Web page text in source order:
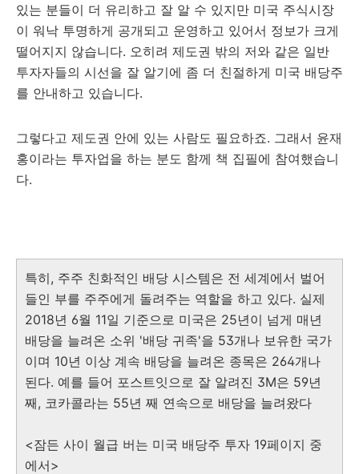
있는 분들이 더 유리하고 잘 알 수 있지만 미국 주식시장
이 워낙 투명하게 공개되고 운영하고 있어서 정보가 크게
떨어지지 않습니다. 오히려 제도권 밖의 저와 같은 일반
투자자들의 시선을 잘 알기에 좀 더 친절하게 미국 배당주
를 안내하고 있습니다.
그렇다고 제도권 안에 있는 사람도 필요하죠. 그래서 윤재
홍이라는 투자업을 하는 분도 함께 책 집필에 참여했습니
다.
특히, 주주 친화적인 배당 시스템은 전 세계에서 벌어
들인 부를 주주에게 돌려주는 역할을 하고 있다. 실제
2018년 6월 11일 기준으로 미국은 25년이 넘게 매년
배당을 늘려온 소위 '배당 귀족'을 53개나 보유한 국가
이며 10년 이상 계속 배당을 늘려온 종목은 264개나
된다. 예를 들어 포스트잇으로 잘 알려진 3M은 59년
째, 코카콜라는 55년 째 연속으로 배당을 늘려왔다
<잠든 사이 월급 버는 미국 배당주 투자 19페이지 중
에서>